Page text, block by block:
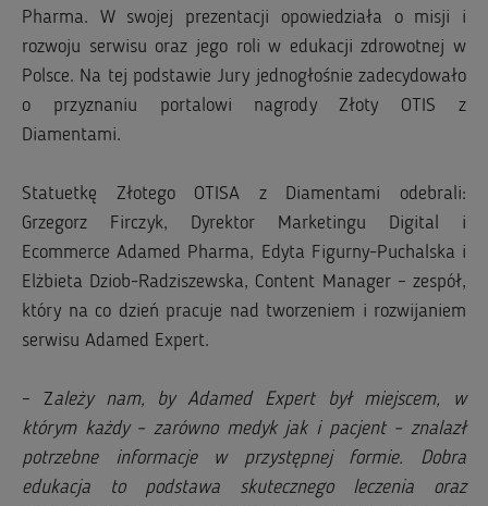
Pharma. W swojej prezentacji opowiedziała o misji i
rozwoju serwisu oraz jego roli w edukacji zdrowotnej w
Polsce. Na tej podstawie Jury jednogłośnie zadecydowało
o przyznaniu portalowi nagrody Złoty OTIS z
Diamentami.
Statuetkę Złotego OTISA z Diamentami odebrali:
Grzegorz Firczyk, Dyrektor Marketingu Digital i
Ecommerce Adamed Pharma, Edyta Figurny-Puchalska i
Elżbieta Dziob-Radziszewska, Content Manager – zespół,
który na co dzień pracuje nad tworzeniem i rozwijaniem
serwisu Adamed Expert.
– Zależy nam, by Adamed Expert był miejscem, w
którym każdy – zarówno medyk jak i pacjent – znalazł
potrzebne informacje w przystępnej formie. Dobra
edukacja to podstawa skutecznego leczenia oraz